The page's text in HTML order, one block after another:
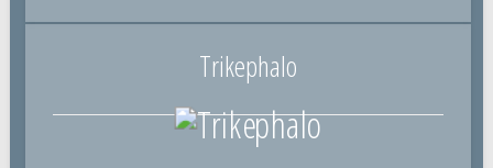
Trikephalo